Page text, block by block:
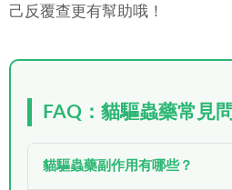
己反覆查更有幫助哦！
FAQ：貓驅蟲藥常見
貓驅蟲藥副作用有哪些？